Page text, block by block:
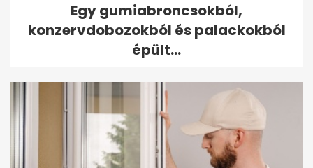
Egy gumiabroncsokból,
konzervdobozokból és palackokból
épült...